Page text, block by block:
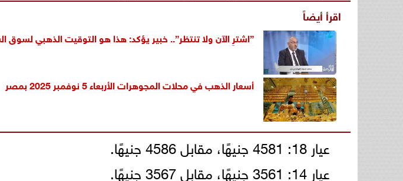
اقرأ أيضاً
”اشترِ الآن ولا تنتظر”.. خبير يؤكد: هذا هو التوقيت الذهبي لسوق
أسعار الذهب في محلات المجوهرات الأربعاء 5 نوفمبر 2025 بمصر
عيار 18: 4581 جنيهًا، مقابل 4586 جنيهًا.
عيار 14: 3561 جنيهًا، مقابل 3567 جنيهًا.